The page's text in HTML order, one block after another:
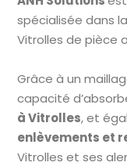
spécialisée dans
Vitrolles de pièce
Grâce à un
capacité
à Vitrolles, et
enlèvements et
Vitrolles et ses